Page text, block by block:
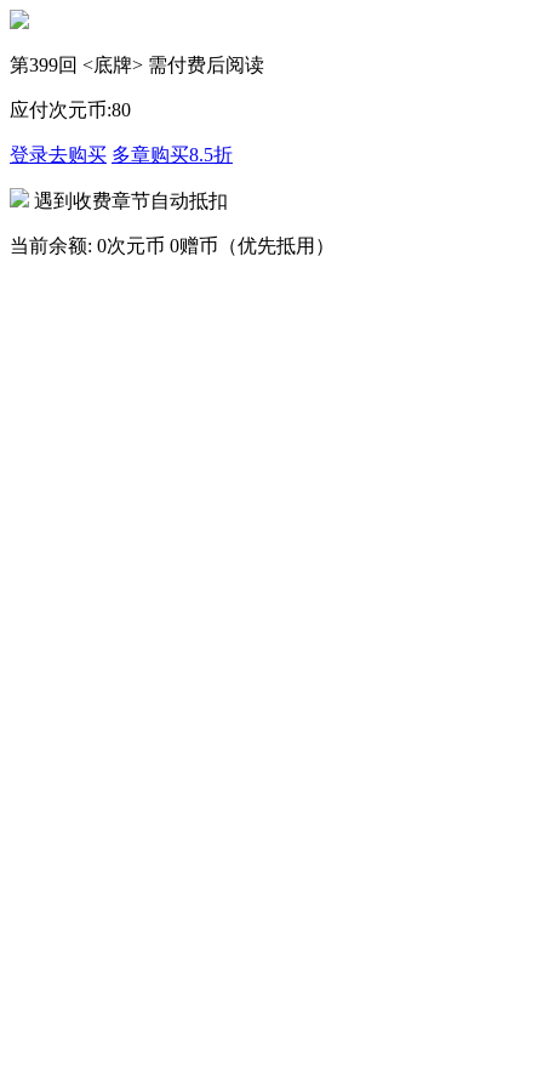
第399回 <底牌> 需付费后阅读
应付次元币:80
登录去购买 多章购买8.5折
遇到收费章节自动抵扣
当前余额: 0次元币 0赠币（优先抵用）